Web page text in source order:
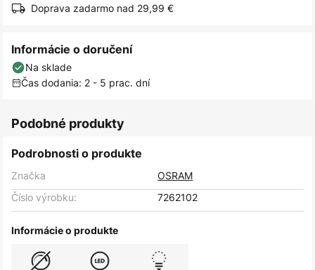
Doprava zadarmo nad 29,99 €
Informácie o doručení
Na sklade
Čas dodania: 2 - 5 prac. dní
Podobné produkty
Podrobnosti o produkte
Značka
OSRAM
Číslo výrobku:
7262102
Informácie o produkte